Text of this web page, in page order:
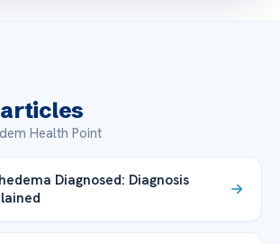
Health Point
Diagnosed: Diagnosis